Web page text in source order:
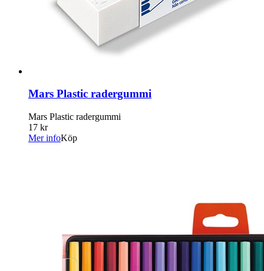
Mars Plastic radergummi
Mars Plastic radergummi
17 kr
Mer infoKöp